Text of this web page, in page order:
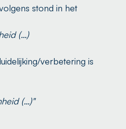
stond in het
(…)
verbetering is
(…)"